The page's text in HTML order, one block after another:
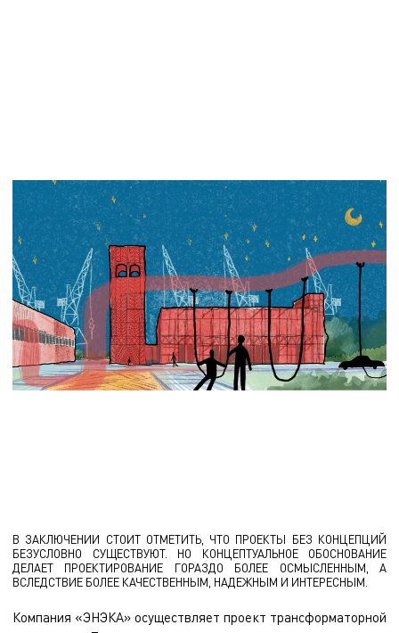
В ЗАКЛЮЧЕНИИ СТОИТ ОТМЕТИТЬ, ЧТО ПРОЕКТЫ БЕЗ КОНЦЕПЦИЙ
БЕЗУСЛОВНО СУЩЕСТВУЮТ. НО КОНЦЕПТУАЛЬНОЕ ОБОСНОВАНИЕ
ДЕЛАЕТ ПРОЕКТИРОВАНИЕ ГОРАЗДО БОЛЕЕ ОСМЫСЛЕННЫМ, А
ВСЛЕДСТВИЕ БОЛЕЕ КАЧЕСТВЕННЫМ, НАДЕЖНЫМ И ИНТЕРЕСНЫМ.
Компания «ЭНЭКА» осуществляет проект трансформаторной